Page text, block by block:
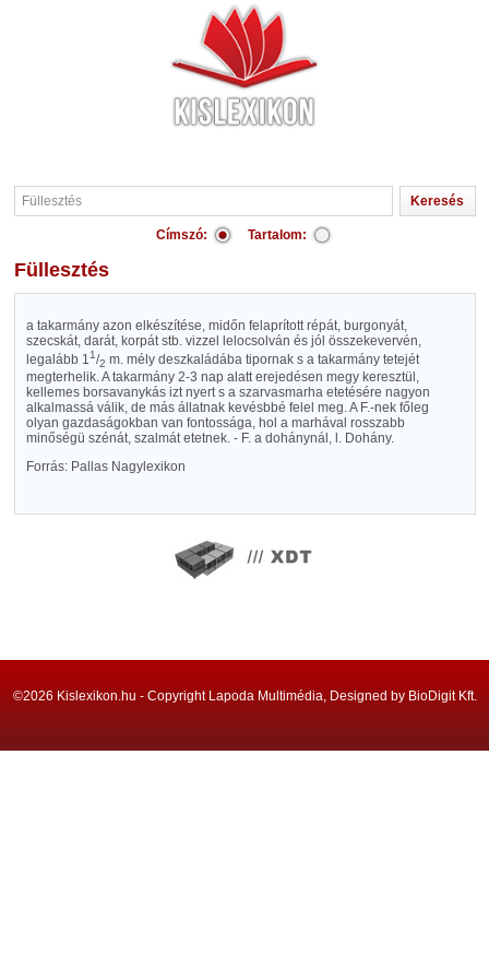
Címszó: Tartalom:
Füllesztés
a takarmány azon elkészítése, midőn felaprított répát, burgonyát,
szecskát, darát, korpát stb. vizzel lelocsolván és jól összekevervén,
legalább 11/2 m. mély deszkaládába tipornak s a takarmány tetejét
megterhelik. A takarmány 2-3 nap alatt erejedésen megy keresztül,
kellemes borsavanykás izt nyert s a szarvasmarha etetésére nagyon
alkalmassá válik, de más állatnak kevésbbé felel meg. A F.-nek főleg
olyan gazdaságokban van fontossága, hol a marhával rosszabb
minőségü szénát, szalmát etetnek. - F. a dohánynál, l. Dohány.
Forrás: Pallas Nagylexikon
©2026 Kislexikon.hu - Copyright Lapoda Multimédia, Designed by BioDigit Kft.